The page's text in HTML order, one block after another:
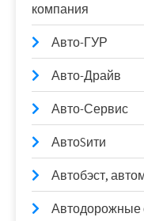
компания
Авто-ГУР
Авто-Драйв
Авто-Сервис
АвтоSити
Автобэст,
Автодорожные